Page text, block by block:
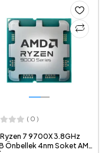
( 0 )
Ryzen 7 9700X 3.8GHz
Önbellek 4nm Soket AM5